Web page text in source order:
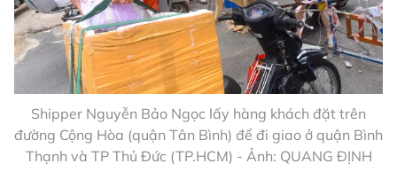
Shipper Nguyễn Bảo Ngọc lấy hàng khách đặt trên
đường Cộng Hòa (quận Tân Bình) để đi giao ở quận Bình
Thạnh và TP Thủ Đức (TP.HCM) - Ảnh: QUANG ĐỊNH